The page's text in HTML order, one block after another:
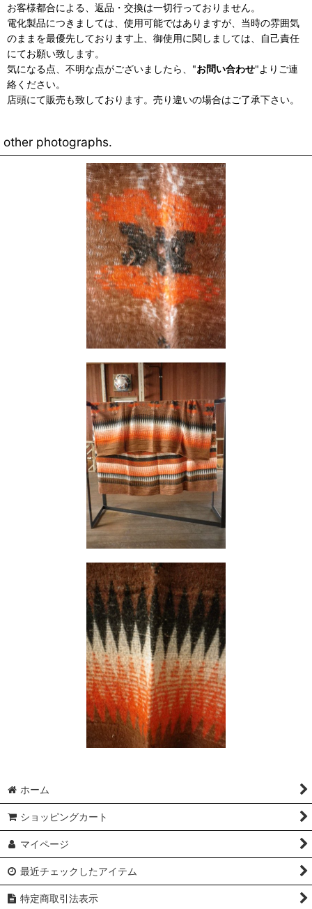
お客様都合による、返品・交換は一切行っておりません。
電化製品につきましては、使用可能ではありますが、当時の雰囲気
のままを最優先しております上、御使用に関しましては、自己責任
にてお願い致します。
気になる点、不明な点がございましたら、"お問い合わせ"よりご連
絡ください。
店頭にて販売も致しております。売り違いの場合はご了承下さい。
other photographs.
ホーム
ショッピングカート
マイページ
最近チェックしたアイテム
特定商取引法表示